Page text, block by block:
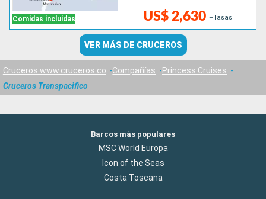
Comidas incluidas US$ 2,630 +Tasas
VER MÁS DE CRUCEROS
Cruceros www.cruceros.co Compañías
Princess Cruises
Cruceros Transpacifico
Barcos más populares
MSC World Europa
Icon of the Seas
Costa Toscana